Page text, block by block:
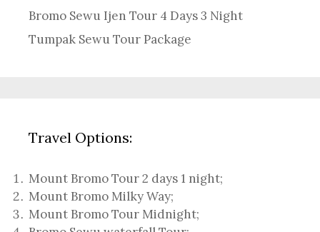
Bromo Sewu Ijen Tour 4 Days 3 Night
Tumpak Sewu Tour Package
Travel Options:
Mount Bromo Tour 2 days 1 night;
Mount Bromo Milky Way;
Mount Bromo Tour Midnight;